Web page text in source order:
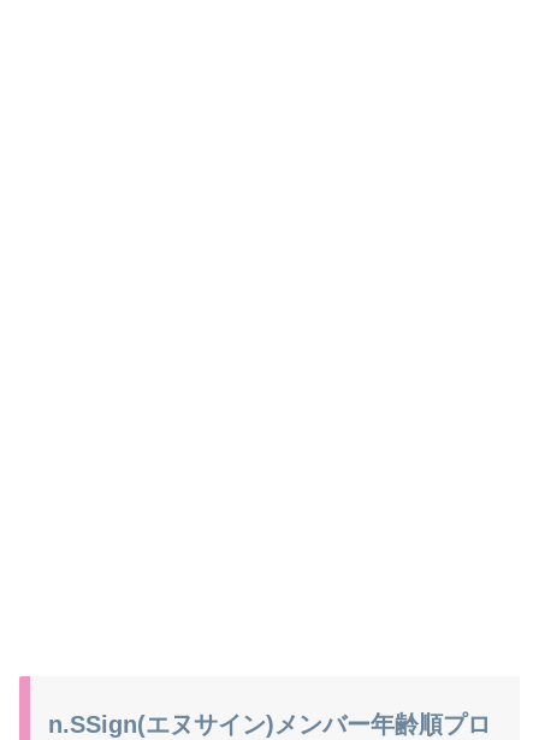
n.SSign(エヌサイン)メンバー年齢順プロ